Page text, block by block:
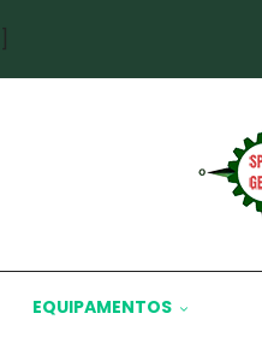
EQUIPAMENTOS